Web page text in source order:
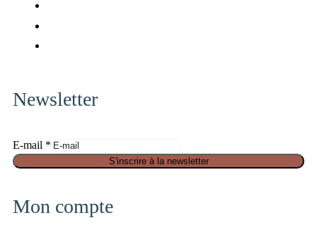
Newsletter
E
-
i
E-mail *
S'inscrire à la newsletter
Mon compte